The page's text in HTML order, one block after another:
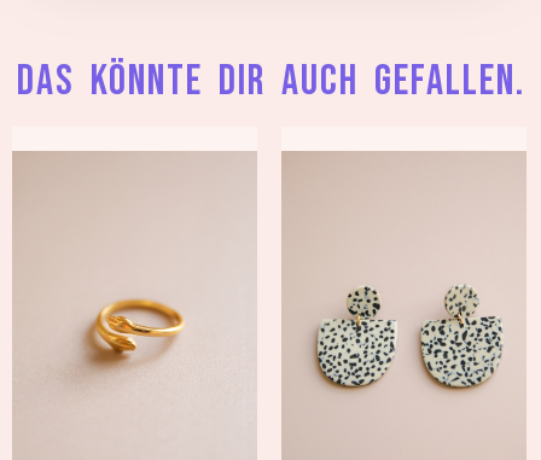
Das könnte dir auch gefallen.